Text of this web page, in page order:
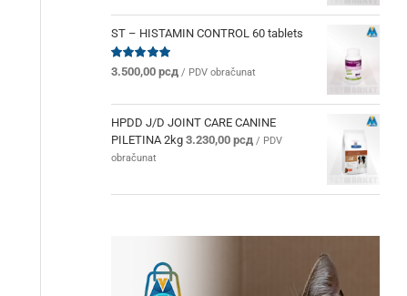
ST – HISTAMIN CONTROL 60 tablets
Ocenjeno
od 5
3.500,00 рсд / PDV obračunat
HPDD J/D JOINT CARE CANINE
PILETINA 2kg 3.230,00 рсд / PDV
obračunat